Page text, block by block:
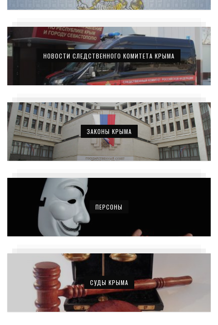
НОВОСТИ СЛЕДСТВЕННОГО КОМИТЕТА КРЫМА
ЗАКОНЫ КРЫМА
ПЕРСОНЫ
СУДЫ КРЫМА